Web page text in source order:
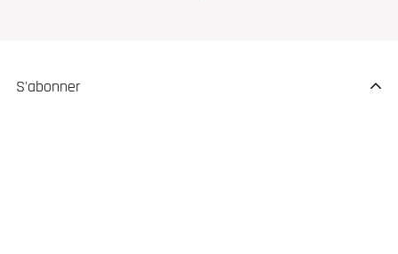
S'abonner